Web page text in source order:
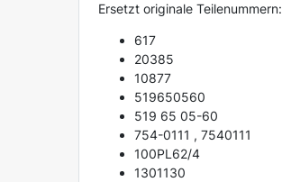
Ersetzt originale Teilenummern:
617
20385
10877
519650560
519 65 05-60
754-0111 , 7540111
100PL62/4
1301130